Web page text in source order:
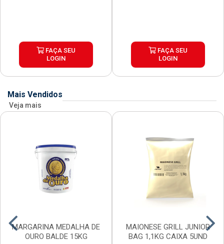
FAÇA SEU
LOGIN
FAÇA SEU
LOGIN
Mais Vendidos
Veja mais
MARGARINA MEDALHA DE
OURO BALDE 15KG
MAIONESE GRILL JUNIOR
BAG 1,1KG CAIXA 5UND